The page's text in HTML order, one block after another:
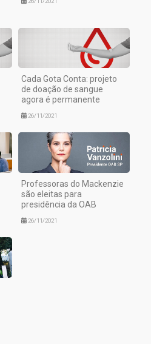
Cada Gota Conta: projeto
de doação de sangue
agora é permanente
26/11/2021
Professoras do Mackenzie
são eleitas para
presidência da OAB
26/11/2021